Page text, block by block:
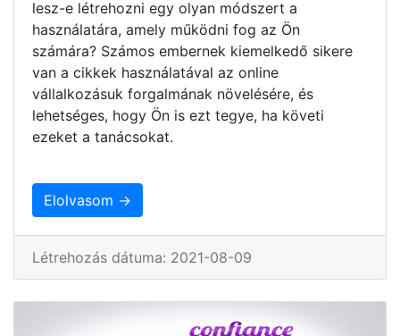
lesz-e létrehozni egy olyan módszert a
használatára, amely működni fog az Ön
számára? Számos embernek kiemelkedő sikere
van a cikkek használatával az online
vállalkozásuk forgalmának növelésére, és
lehetséges, hogy Ön is ezt tegye, ha követi
ezeket a tanácsokat.
Elolvasom →
Létrehozás dátuma: 2021-08-09